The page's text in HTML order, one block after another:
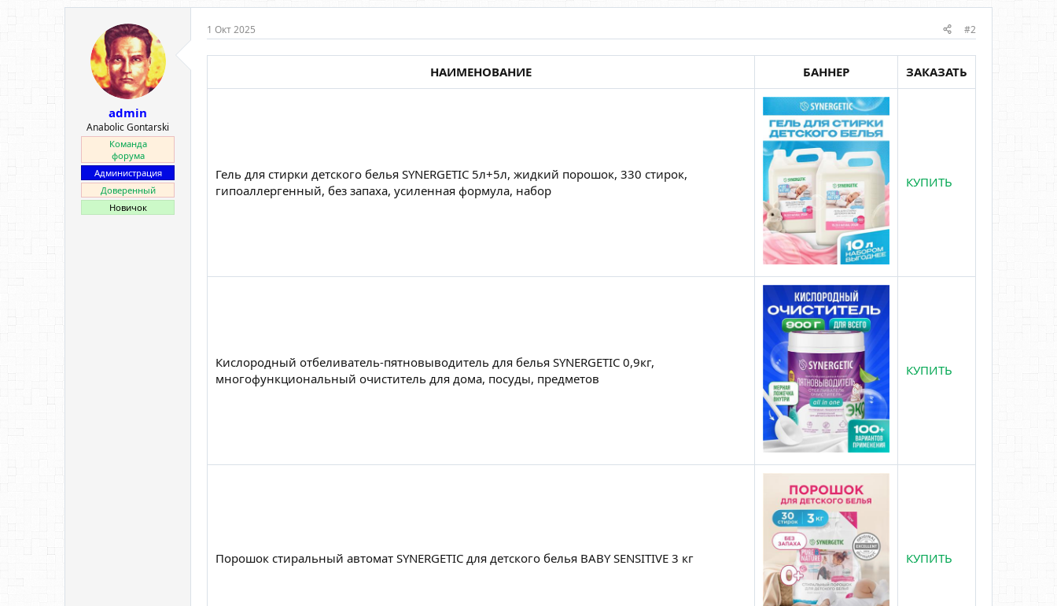
admin
Anabolic Gontarski
Команда
форума
Администрация
Доверенный
Новичок
1 Окт 2025 #2
НАИМЕНОВАНИЕ БАННЕР ЗАКАЗАТЬ
Гель для стирки детского белья SYNERGETIC 5л+5л, жидкий порошок, 330 стирок,
гипоаллергенный, без запаха, усиленная формула, набор
КУПИТЬ
Кислородный отбеливатель-пятновыводитель для белья SYNERGETIC 0,9кг,
многофункциональный очиститель для дома, посуды, предметов
КУПИТЬ
Порошок стиральный автомат SYNERGETIC для детского белья BABY SENSITIVE 3 кг КУПИТЬ